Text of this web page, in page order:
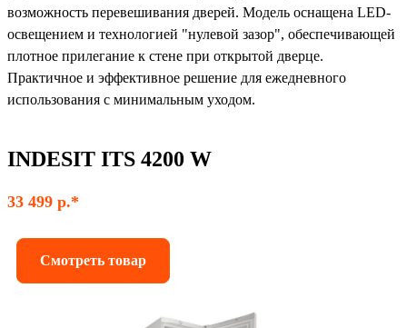
возможность перевешивания дверей. Модель оснащена LED-
освещением и технологией "нулевой зазор", обеспечивающей
плотное прилегание к стене при открытой дверце.
Практичное и эффективное решение для ежедневного
использования с минимальным уходом.
INDESIT ITS 4200 W
33 499 р.*
Смотреть товар